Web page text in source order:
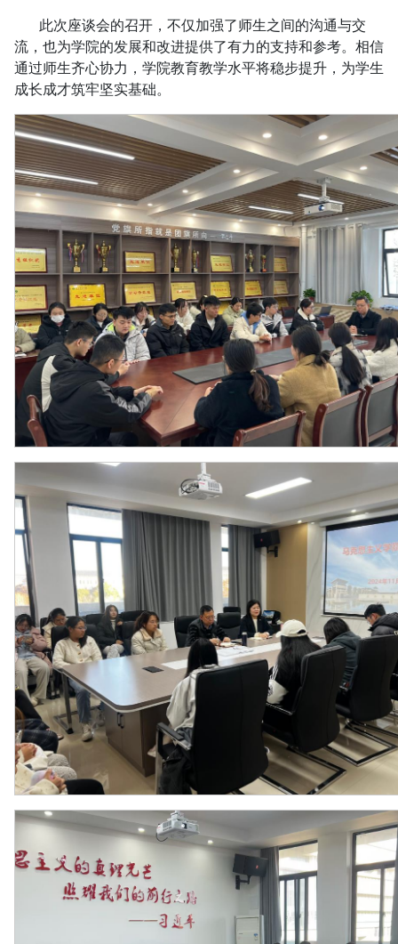
此次座谈会的召开，不仅加强了师生之间的沟通与交
流，也为学院的发展和改进提供了有力的支持和参考。相信
通过师生齐心协力，学院教育教学水平将稳步提升，为学生
成长成才筑牢坚实基础。